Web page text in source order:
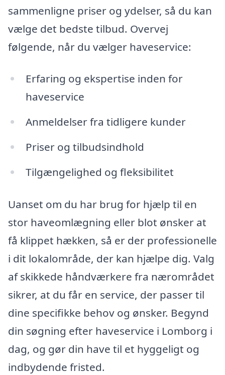
sammenligne priser og ydelser, så du kan
vælge det bedste tilbud. Overvej
følgende, når du vælger haveservice:
Erfaring og ekspertise inden for
haveservice
Anmeldelser fra tidligere kunder
Priser og tilbudsindhold
Tilgængelighed og fleksibilitet
Uanset om du har brug for hjælp til en
stor haveomlægning eller blot ønsker at
få klippet hækken, så er der professionelle
i dit lokalområde, der kan hjælpe dig. Valg
af skikkede håndværkere fra nærområdet
sikrer, at du får en service, der passer til
dine specifikke behov og ønsker. Begynd
din søgning efter haveservice i Lomborg i
dag, og gør din have til et hyggeligt og
indbydende fristed.